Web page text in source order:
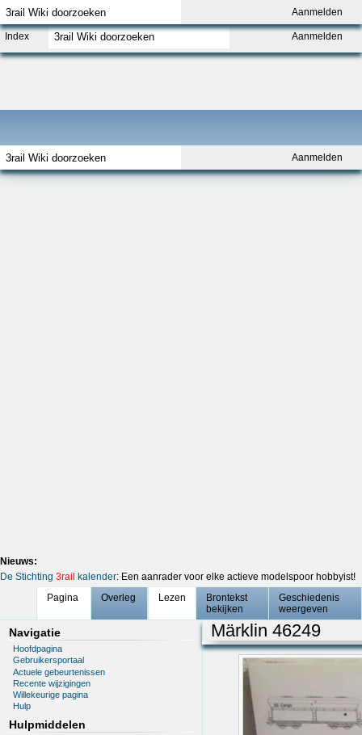
Aanmelden
Aanmelden
Index Aanmelden
Nieuws:
De Stichting 3rail kalender: Een aanrader voor elke actieve modelspoor hobbyist!
Pagina
Overleg Lezen
Brontekst
bekijken
Geschiedenis
weergeven
Navigatie
Hoofdpagina
Gebruikersportaal
Actuele gebeurtenissen
Recente wijzigingen
Willekeurige pagina
Hulp
Hulpmiddelen
Märklin 46249